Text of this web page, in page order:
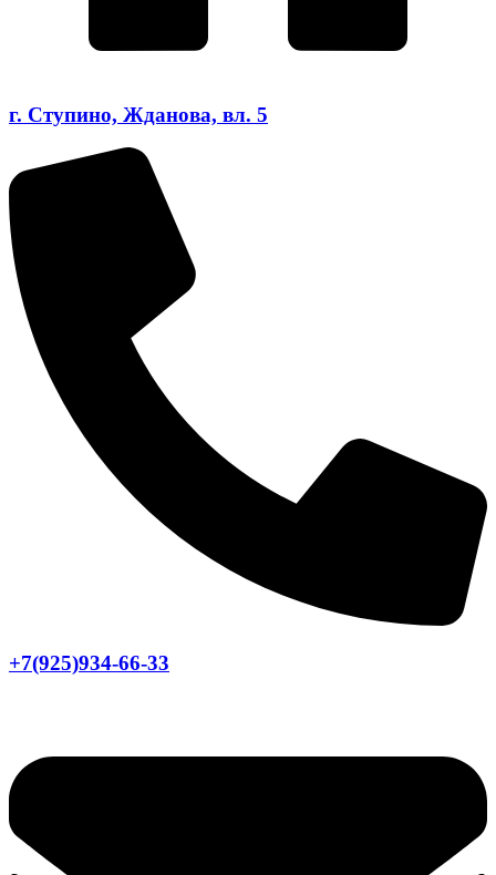
г. Ступино, Жданова, вл. 5
+7(925)934-66-33